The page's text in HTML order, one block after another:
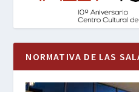
NORMATIVA DE LAS